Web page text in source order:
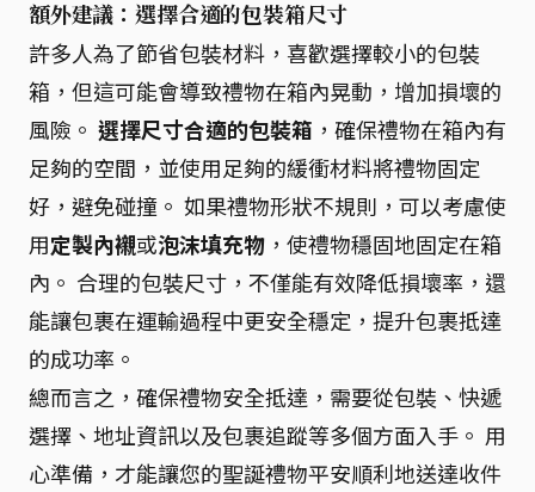
額外建議：選擇合適的包裝箱尺寸
許多人為了節省包裝材料，喜歡選擇較小的包裝
箱，但這可能會導致禮物在箱內晃動，增加損壞的
風險。 選擇尺寸合適的包裝箱 ，確保禮物在箱內有
足夠的空間，並使用足夠的緩衝材料將禮物固定
好，避免碰撞。 如果禮物形狀不規則，可以考慮使
用定製內襯或泡沫填充物 ，使禮物穩固地固定在箱
內。 合理的包裝尺寸，不僅能有效降低損壞率，還
能讓包裹在運輸過程中更安全穩定，提升包裹抵達
的成功率。
總而言之，確保禮物安全抵達，需要從包裝、快遞
選擇、地址資訊以及包裹追蹤等多個方面入手。 用
心準備，才能讓您的聖誕禮物平安順利地送達收件